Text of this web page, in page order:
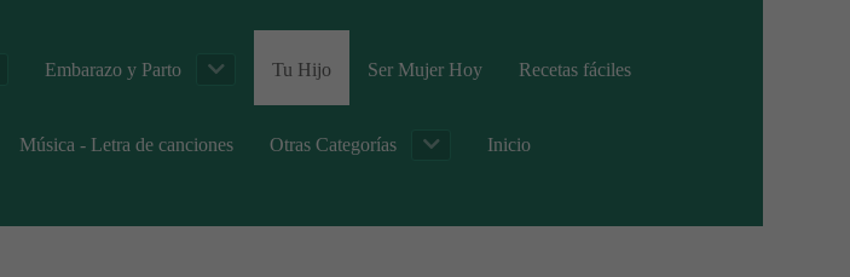
Embarazo y Parto Tu Hijo Ser Mujer Hoy Recetas fáciles
Música - Letra de canciones Otras Categorías Inicio